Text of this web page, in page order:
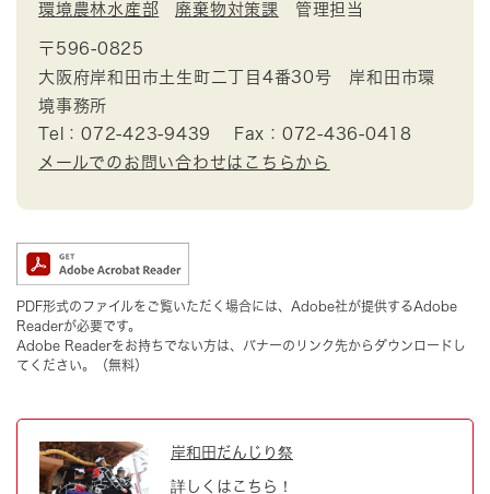
環境農林水産部 廃棄物対策課 管理担当
〒596-0825
大阪府岸和田市土生町二丁目4番30号 岸和田市環
境事務所
Tel：072-423-9439
Fax：072-436-0418
メールでのお問い合わせはこちらから
PDF形式のファイルをご覧いただく場合には、Adobe社が提供するAdobe
Readerが必要です。
Adobe Readerをお持ちでない方は、バナーのリンク先からダウンロードし
てください。（無料）
岸和田だんじり祭
詳しくはこちら！